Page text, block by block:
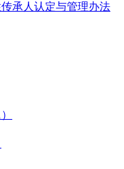
承人认定与管理办法